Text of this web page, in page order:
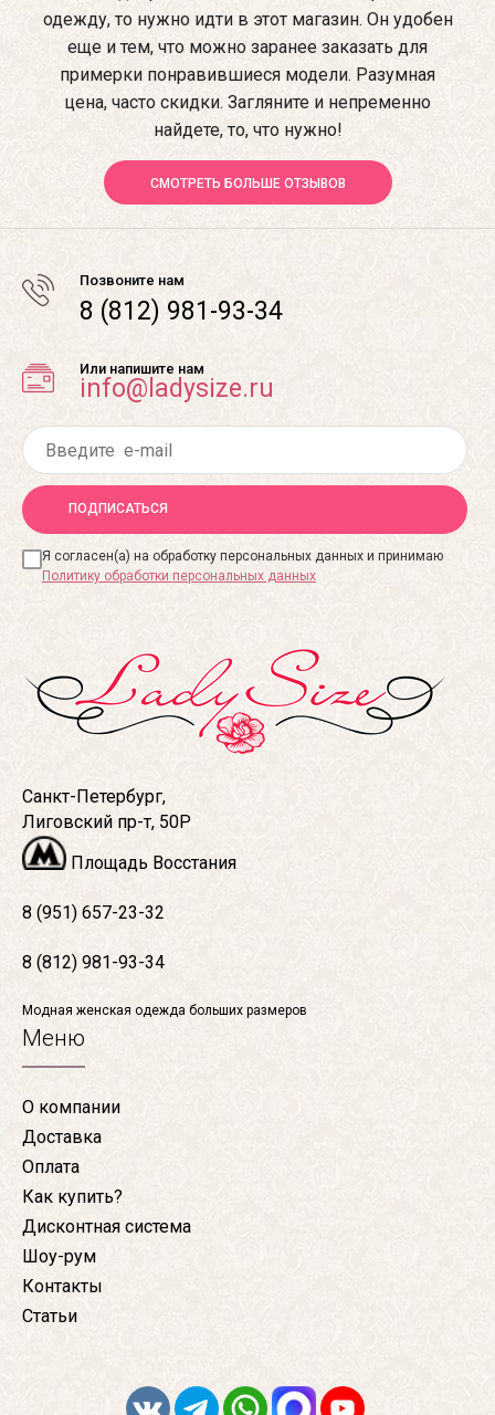
одежду, то нужно идти в этот магазин. Он удобен
еще и тем, что можно заранее заказать для
примерки понравившиеся модели. Разумная
цена, часто скидки. Загляните и непременно
найдете, то, что нужно!
СМОТРЕТЬ БОЛЬШЕ ОТЗЫВОВ
Позвоните нам
8 (812) 981-93-34
Или напишите нам
info@ladysize.ru
ПОДПИСАТЬСЯ
Я согласен(а) на обработку персональных данных и принимаю
Политику обработки персональных данных
Санкт-Петербург,
Лиговский пр-т, 50Р
Площадь Восстания
8 (951) 657-23-32
8 (812) 981-93-34
Модная женская одежда больших размеров
Меню
О компании
Доставка
Оплата
Как купить?
Дисконтная система
Шоу-рум
Контакты
Статьи